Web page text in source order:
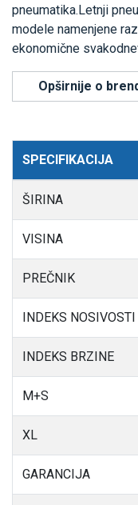
pneumatika.Letnji
modele namenjene
ekonomične
Opširnije o
SPECIFIKACIJA
ŠIRINA
VISINA
PREČNIK
INDEKS NOSIVOSTI
INDEKS BRZINE
M+S
XL
GARANCIJA